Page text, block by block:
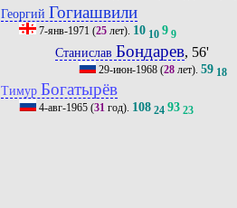
Георгий Гогиашвили
7-янв-1971 (25лет). 10 10 9 9
Станислав Бондарев, 56'
29-июн-1968 (28 лет).59 18
Тимур Богатырёв
4-авг-1965(31год). 108 24 93 23